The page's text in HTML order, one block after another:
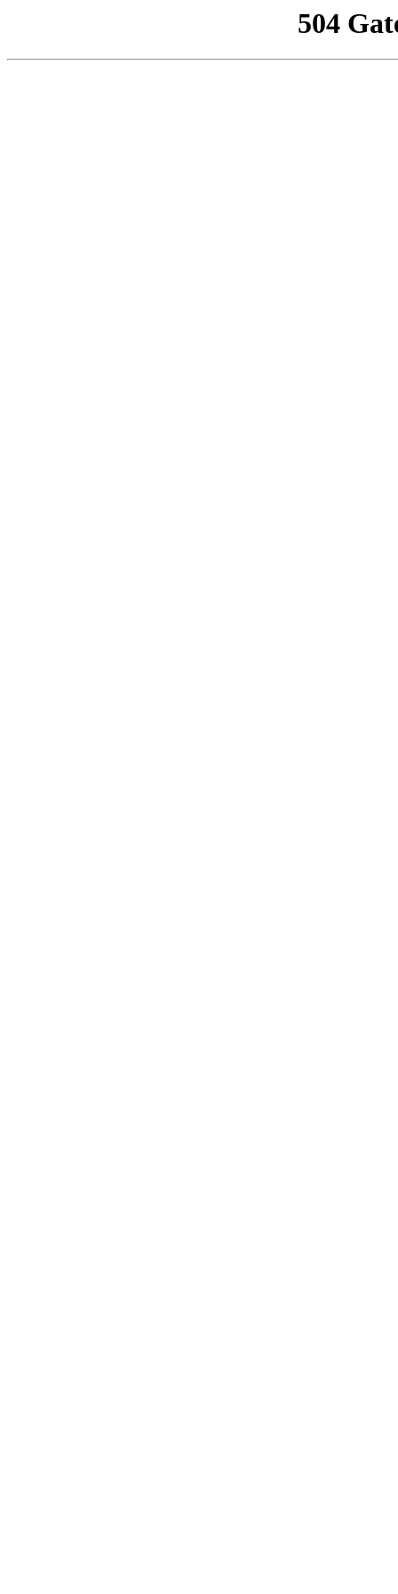
504